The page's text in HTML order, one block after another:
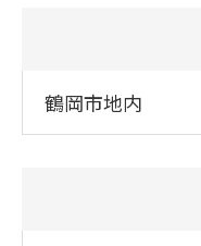
鶴岡市地内